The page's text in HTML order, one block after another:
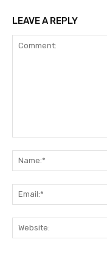
LEAVE A REPLY